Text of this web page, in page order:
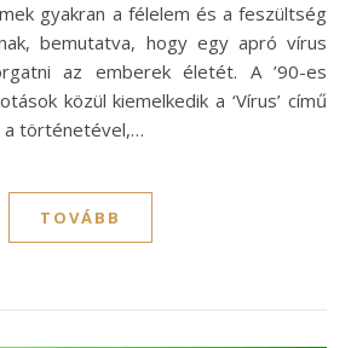
gyakran a félelem és a feszültség
bemutatva, hogy egy apró vírus
az emberek életét. A ’90-es
közül kiemelkedik a ‘Vírus’ című
a történetével,…
TOVÁBB